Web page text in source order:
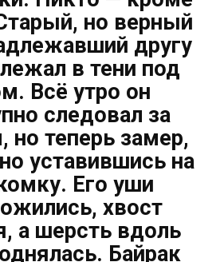
но верный
другу
в тени под
Всё утро он
следовал за
но теперь замер,
уставившись на
Его уши
хвост
а шерсть вдоль
Байрак